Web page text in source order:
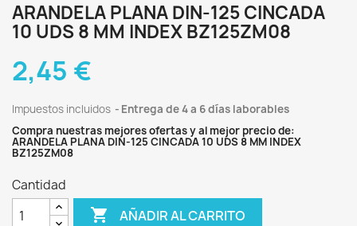
ARANDELA PLANA DIN-125 CINCADA
10 UDS 8 MM INDEX BZ125ZM08
2,45 €
Impuestos incluidos
Entrega de 4 a 6 días laborables
Compra nuestras mejores ofertas y al mejor precio de:
ARANDELA PLANA DIN-125 CINCADA 10 UDS 8 MM INDEX
BZ125ZM08
Cantidad
 AÑADIR AL CARRITO